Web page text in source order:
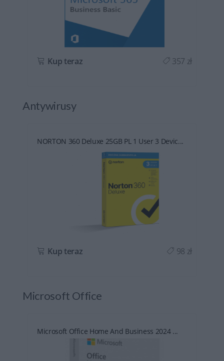
Kup teraz 357 zł
Antywirusy
NORTON 360 Deluxe 25GB PL 1 User 3 Devic...
Kup teraz 98 zł
Microsoft Office
Microsoft Office Home And Business 2024 ...